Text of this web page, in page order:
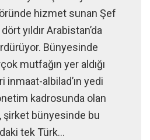
hizmet sunan Şef
yıldır Arabistan’da
Bünyesinde
mutfağın yer aldığı
inmaat-albilad’ın yedi
kadrosunda olan
şirket bünyesinde bu
tek Türk…